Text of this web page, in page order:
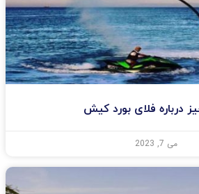
درباره فلای بورد کیش
می 7, 2023